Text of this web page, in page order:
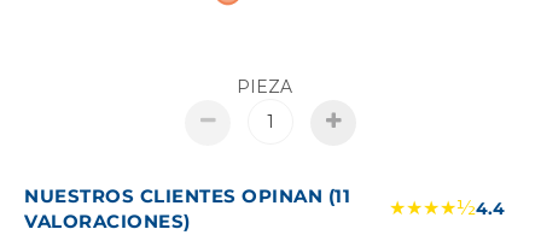
PIEZA
NUESTROS CLIENTES OPINAN (11
VALORACIONES)
★★★★½4.4